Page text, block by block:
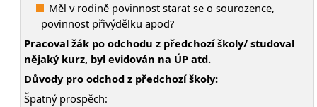
Měl v rodině povinnost starat se o sourozence,
povinnost přivýdělku apod?
Pracoval žák po odchodu z předchozí školy/ studoval
nějaký kurz, byl evidován na ÚP atd.
Důvody pro odchod z předchozí školy:
Špatný prospěch: